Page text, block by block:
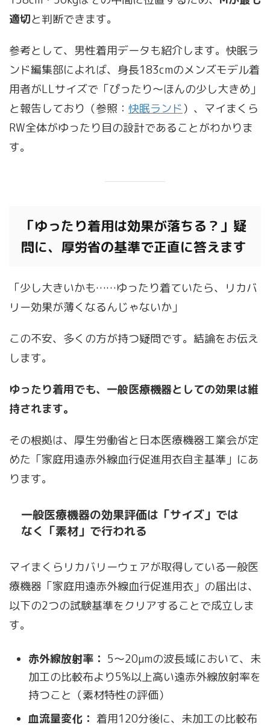
適切と判断できます。
参考として、男性着用データも紹介します。快眠ラ
ンド編集部によれば、身長183cmのメンズモデル着
用者がLLサイズで「ぴったり〜ほんの少し大きめ」
と報告しており（参照： 快眠ランド ）、マイまくら
RW全体がゆったり目の設計であることがわかりま
す。
「ゆったり着用は効果が落ちる？」疑
問に、厚労省の基準で正直に答えます
「少し大きいかも……ゆったり着ていたら、リカバ
リー効果が薄くなるんじゃないか」
この不安、多くの方が持つ疑問です。結論をお伝え
します。
ゆったり着用でも、一般医療機器としての効果は維
持されます。
その根拠は、厚生労働省と日本医療機器工業会が定
めた「家庭用遠赤外線血行促進用衣自主基準」にあ
ります。
一般医療機器の効果評価は「サイズ」では
なく「素材」で行われる
マイまくらリカバリーウェアが取得している一般医
療機器「家庭用遠赤外線血行促進用衣」の届出は、
以下の2つの試験基準をクリアすることで成立しま
す。
赤外線放射率： 5〜20μmの波長域において、未
加工の比較布より5%以上高い遠赤外線放射率を
持つこと（素材特性の評価）
血流量変化： 着用120分後に、未加工の比較布